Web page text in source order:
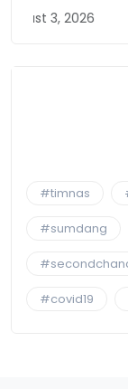
#timnas
#sumdang
#covid19